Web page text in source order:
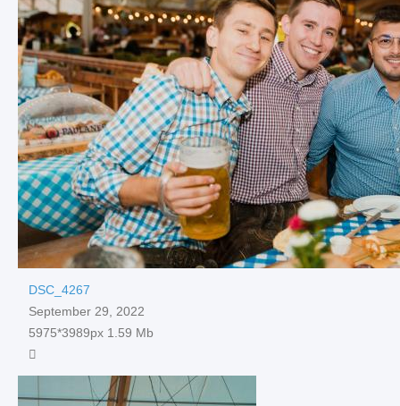
DSC_4267
September 29, 2022
5975*3989px 1.59 Mb